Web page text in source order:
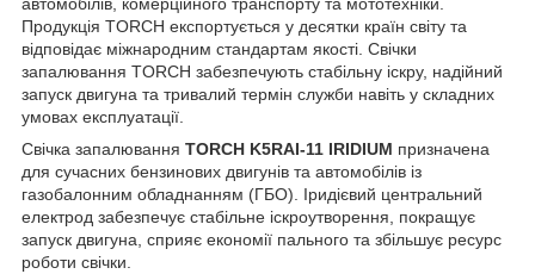
Продукція TORCH експортується у десятки країн світу та
відповідає міжнародним стандартам якості. Свічки
запалювання TORCH забезпечують стабільну іскру, надійний
запуск двигуна та тривалий термін служби навіть у складних
умовах експлуатації.
Свічка запалювання TORCH K5RAI-11 IRIDIUM призначена
для сучасних бензинових двигунів та автомобілів із
газобалонним обладнанням (ГБО). Іридієвий центральний
електрод забезпечує стабільне іскроутворення, покращує
запуск двигуна, сприяє економії пального та збільшує ресурс
роботи свічки.